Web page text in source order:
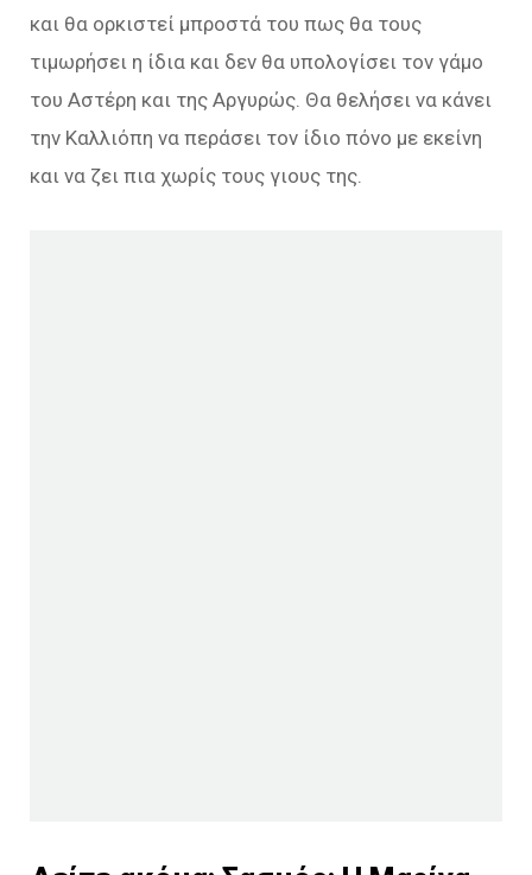
και θα ορκιστεί μπροστά του πως θα τους
τιμωρήσει η ίδια και δεν θα υπολογίσει τον γάμο
του Αστέρη και της Αργυρώς. Θα θελήσει να κάνει
την Καλλιόπη να περάσει τον ίδιο πόνο με εκείνη
και να ζει πια χωρίς τους γιους της.